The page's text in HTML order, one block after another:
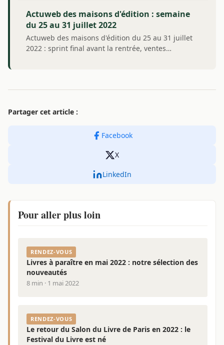
Actuweb des maisons d'édition : semaine
du 25 au 31 juillet 2022
Actuweb des maisons d'édition du 25 au 31 juillet
2022 : sprint final avant la rentrée, ventes…
Partager cet article :
Facebook
X
LinkedIn
Pour aller plus loin
RENDEZ-VOUS
Livres à paraître en mai 2022 : notre sélection des
nouveautés
8 min · 1 mai 2022
RENDEZ-VOUS
Le retour du Salon du Livre de Paris en 2022 : le
Festival du Livre est né